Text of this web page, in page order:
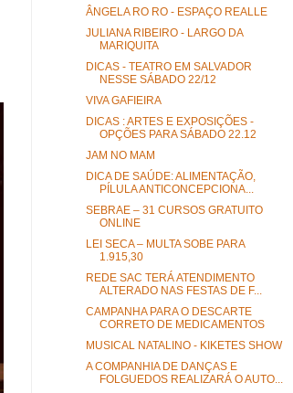
ÂNGELA RO RO - ESPAÇO REALLE
JULIANA RIBEIRO - LARGO DA
MARIQUITA
DICAS - TEATRO EM SALVADOR
NESSE SÁBADO 22/12
VIVA GAFIEIRA
DICAS : ARTES E EXPOSIÇÕES -
OPÇÕES PARA SÁBADO 22.12
JAM NO MAM
DICA DE SAÚDE: ALIMENTAÇÃO,
PÍLULA ANTICONCEPCIONA...
SEBRAE – 31 CURSOS GRATUITO
ONLINE
LEI SECA – MULTA SOBE PARA
1.915,30
REDE SAC TERÁ ATENDIMENTO
ALTERADO NAS FESTAS DE F...
CAMPANHA PARA O DESCARTE
CORRETO DE MEDICAMENTOS
MUSICAL NATALINO - KIKETES SHOW
A COMPANHIA DE DANÇAS E
FOLGUEDOS REALIZARÁ O AUTO...